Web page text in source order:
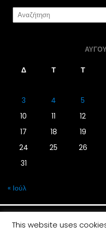
Δ Τ Τ
3
4 5
10
11 12
17
18 19
24
25 26
31
« Ιούλ
This website uses